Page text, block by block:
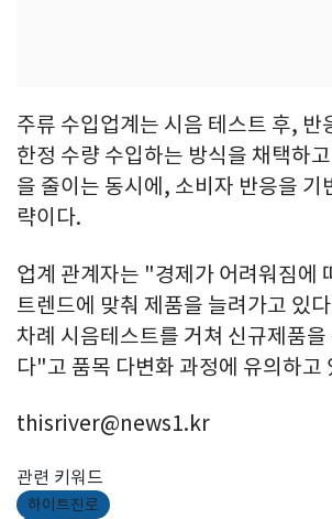
주류 수입업계는 시음 테스트 후, 반
한정 수량 수입하는 방식을 채택하
을 줄이는 동시에, 소비자 반응을 기
략이다.
업계 관계자는 "경제가 어려워짐에
트렌드에 맞춰 제품을 늘려가고 있
차례 시음테스트를 거쳐 신규제품을
다"고 품목 다변화 과정에 유의하고
thisriver@news1.kr
관련 키워드
하이트진로